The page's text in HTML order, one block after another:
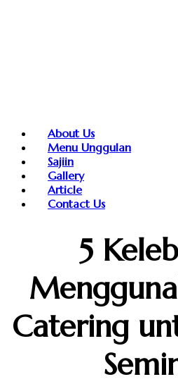
About Us
Menu Unggulan
Sajiin
Gallery
Article
Contact Us
5
Catering